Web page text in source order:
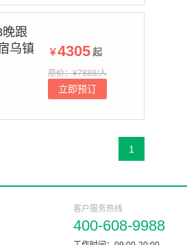
跟
乌镇
四夜
￥4305起
原价：¥7888/人
立即预订
1
客户服务热线
400-608-9988